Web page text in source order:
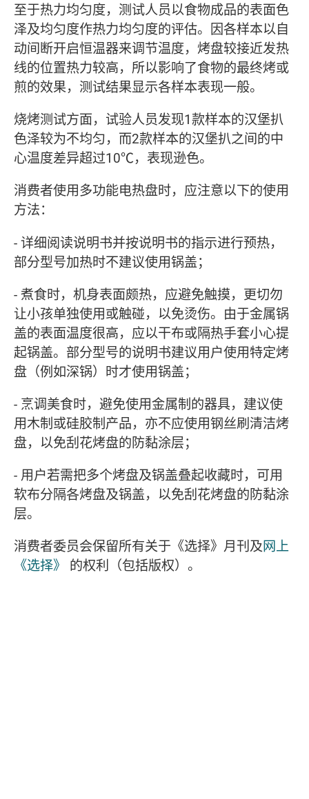
至于热力均匀度，测试人员以食物成品的表面色
泽及均匀度作热力均匀度的评估。因各样本以自
动间断开启恒温器来调节温度，烤盘较接近发热
线的位置热力较高，所以影响了食物的最终烤或
煎的效果，测试结果显示各样本表现一般。
烧烤测试方面，试验人员发现1款样本的汉堡扒
色泽较为不均匀，而2款样本的汉堡扒之间的中
心温度差异超过10℃，表现逊色。
消费者使用多功能电热盘时，应注意以下的使用
方法：
- 详细阅读说明书并按说明书的指示进行预热，
部分型号加热时不建议使用锅盖；
- 煮食时，机身表面颇热，应避免触摸，更切勿
让小孩单独使用或触碰，以免烫伤。由于金属锅
盖的表面温度很高，应以干布或隔热手套小心提
起锅盖。部分型号的说明书建议用户使用特定烤
盘（例如深锅）时才使用锅盖；
- 烹调美食时，避免使用金属制的器具，建议使
用木制或硅胶制产品，亦不应使用钢丝刷清洁烤
盘，以免刮花烤盘的防黏涂层；
- 用户若需把多个烤盘及锅盖叠起收藏时，可用
软布分隔各烤盘及锅盖，以免刮花烤盘的防黏涂
层。
消费者委员会保留所有关于《选择》月刊及网上
《选择》
的权利（包括版权）。